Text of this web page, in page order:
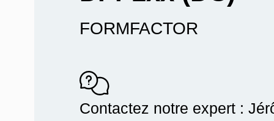
FORMFACTOR
Contactez notre expert :